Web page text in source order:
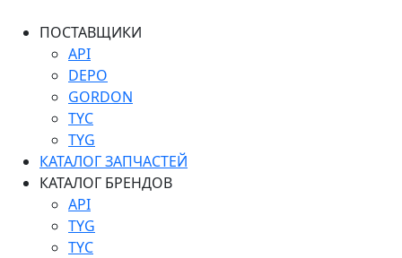
ПОСТАВЩИКИ
API
DEPO
GORDON
TYC
TYG
КАТАЛОГ ЗАПЧАСТЕЙ
КАТАЛОГ БРЕНДОВ
API
TYG
TYC